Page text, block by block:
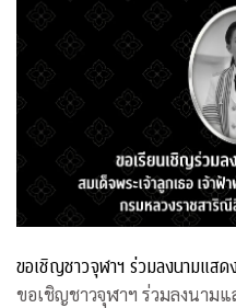
ขอเชิญชาวจุฬาฯ ร่วมลงนามแสด
ขอเชิญชาวจุฬาฯ ร่วมลงนามแ